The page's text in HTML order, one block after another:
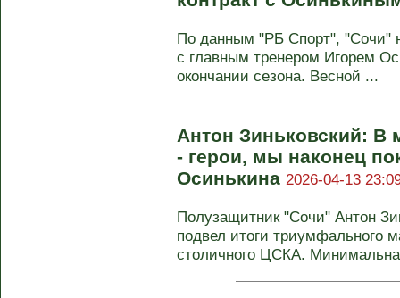
По данным "РБ Спорт", "Сочи"
с главным тренером Игорем
окончании сезона. Весной ...
Антон Зиньковский: В
- герои, мы наконец
Осинькина 2026-04-13
Полузащитник "Сочи" Антон
подвел итоги триумфального
столичного ЦСКА.